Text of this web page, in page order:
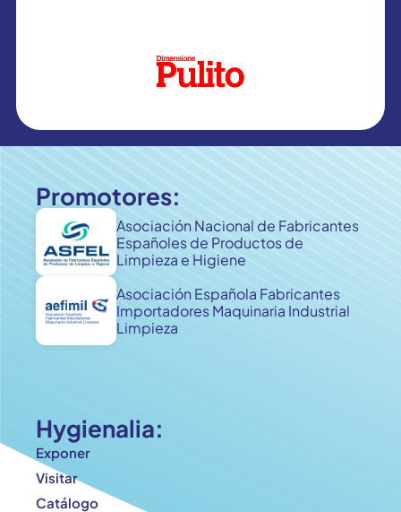
Promotores:
Asociación Nacional de Fabricantes
Españoles de Productos de
Limpieza e Higiene
Asociación Española Fabricantes
Importadores Maquinaria Industrial
Limpieza
Hygienalia:
Exponer
Visitar
Catálogo